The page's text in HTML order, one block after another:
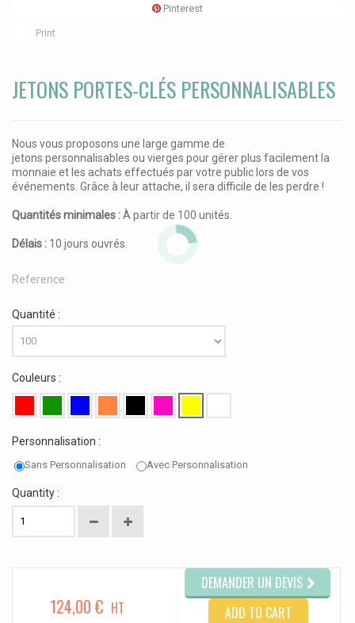
Pinterest
Print
JETONS PORTES-CLÉS PERSONNALISABLES
Nous vous proposons une large gamme de
jetons personnalisables ou vierges pour gérer plus facilement la
monnaie et les achats effectués par votre public lors de vos
événements. Grâce à leur attache, il sera difficile de les perdre !
Quantités minimales :À partir de 100 unités.
Délais : 10 jours ouvrés.
Reference
Quantité :
Couleurs :
Personnalisation :
Sans Personnalisation Avec Personnalisation
Quantity :
124,00 € HT
DEMANDER UN DEVIS
ADD TO CART